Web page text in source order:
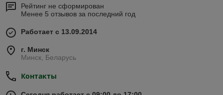
Рейтинг не сформирован
Менее 5 отзывов за последний год
Работает с 13.09.2014
г. Минск
Минск, Беларусь
Контакты